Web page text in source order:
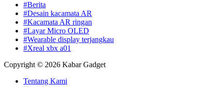
#Berita
#Desain kacamata AR
#Kacamata AR ringan
#Layar Micro OLED
#Wearable display terjangkau
#Xreal xbx a01
Copyright © 2026 Kabar Gadget
Tentang Kami